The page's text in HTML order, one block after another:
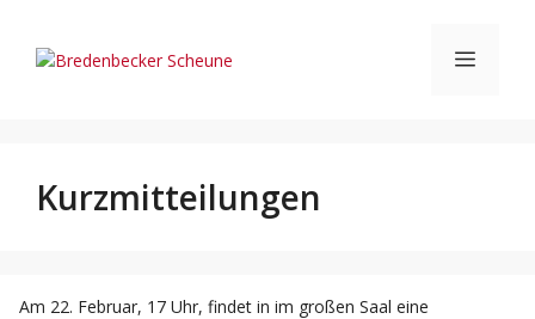
springen
Menü
Kurzmitteilungen
Am 22. Februar, 17 Uhr, findet in im großen Saal eine